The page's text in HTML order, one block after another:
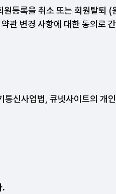
등록을 취소 또는 회원탈퇴
관 변경 사항에 대한 동의로
신사업법, 큐넷사이트의 개
.